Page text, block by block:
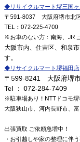
◆リサイクルマート堺三国
〒591 -8037 大阪府堺市北
TEL
：072-225-4700
※お車のない方：南海、JR
大阪市内、住吉区、和泉
す。
◆リサイクルマート堺福田店
〒599-8241 大阪府堺
Tel ： 072-284-7409
※駐車場あり！NTTドコモ
大阪狭山市、河内長野市、
出張買取 ご依頼急増中！
・お引越しや家の整理に伴